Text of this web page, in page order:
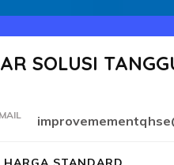
SOLUSI